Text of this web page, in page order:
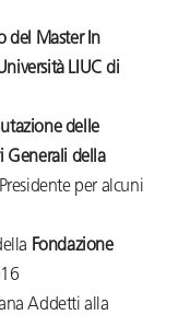
del Master In
LIUC di
delle
Generali della
per alcuni
Fondazione
Addetti alla